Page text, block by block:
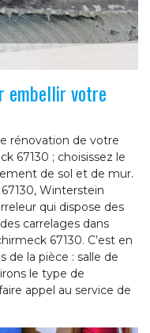
embellir votre
rénovation de votre
67130 ; choisissez le
de sol et de mur.
Winterstein
qui dispose des
carrelages dans
67130. C’est en
de la pièce : salle de
le type de
appel au service de